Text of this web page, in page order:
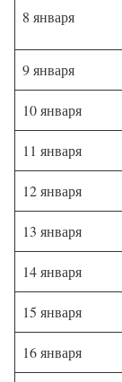
8 января
9 января
10 января
11 января
12 января
13 января
14 января
15 января
16 января